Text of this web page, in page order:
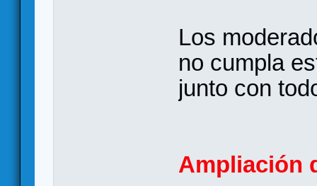
Los
no cumpla
junto con
Ampliación